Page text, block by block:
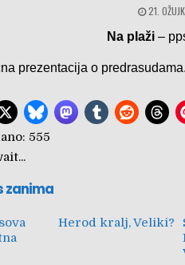
21.
Na plaži –
prezentacija o predrasudama.
555
zanima
Herod kralj, Veliki?